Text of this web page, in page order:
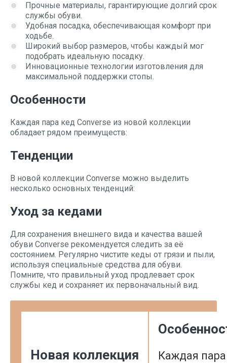
Прочные материалы, гарантирующие долгий срок
службы обуви.
Удобная посадка, обеспечивающая комфорт при
ходьбе.
Широкий выбор размеров, чтобы каждый мог
подобрать идеальную посадку.
Инновационные технологии изготовления для
максимальной поддержки стопы.
Особенности
Каждая пара кед Converse из новой коллекции
обладает рядом преимуществ:
Тенденции
В новой коллекции Converse можно выделить
несколько основных тенденций:
Уход за кедами
Для сохранения внешнего вида и качества вашей
обуви Converse рекомендуется следить за её
состоянием. Регулярно чистите кеды от грязи и пыли,
используя специальные средства для обуви.
Помните, что правильный уход продлевает срок
службы кед и сохраняет их первоначальный вид.
Новая коллекция
Каждая